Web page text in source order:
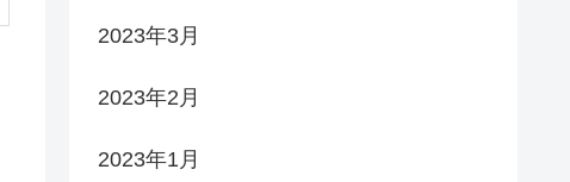
2023年3月
2023年2月
2023年1月